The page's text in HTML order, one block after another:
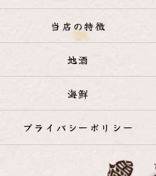
当店の特徴
地酒
海鮮
プライバシーポリシー